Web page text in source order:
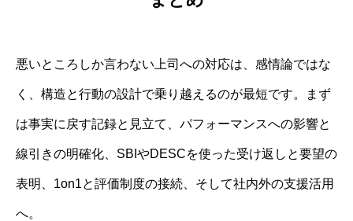
悪いところしか言わない上司への対応は、感情論ではな
く、構造と行動の設計で乗り越えるのが最短です。まず
は事実に戻す記録と見立て、パフォーマンスへの影響と
線引きの明確化、SBIやDESCを使った受け返しと要望の
表明、1on1と評価制度の接続、そして社内外の支援活用
へ。